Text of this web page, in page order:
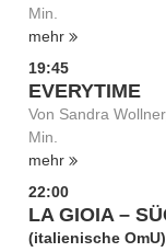
Min.
mehr
19:45
EVERYTIME
Von Sandra
Min.
mehr
22:00
LA GIOIA –
(italienische OmU)